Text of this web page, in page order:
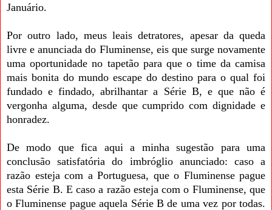
Januário.
Por outro lado, meus leais detratores, apesar da queda
livre e anunciada do Fluminense, eis que surge novamente
uma oportunidade no tapetão para que o time da camisa
mais bonita do mundo escape do destino para o qual foi
fundado e findado, abrilhantar a Série B, e que não é
vergonha alguma, desde que cumprido com dignidade e
honradez.
De modo que fica aqui a minha sugestão para uma
conclusão satisfatória do imbróglio anunciado: caso a
razão esteja com a Portuguesa, que o Fluminense pague
esta Série B. E caso a razão esteja com o Fluminense, que
o Fluminense pague aquela Série B de uma vez por todas.